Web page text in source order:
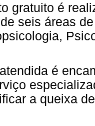
gratuito é
seis áreas
é
a queixa